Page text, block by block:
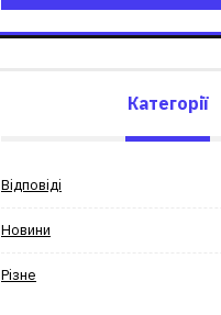
Категорії
Відповіді
Новини
Різне